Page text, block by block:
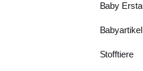
Babyartikel
Stofftiere